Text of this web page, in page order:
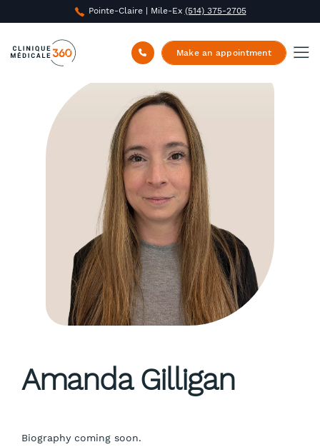
Pointe-Claire | Mile-Ex (514) 375-2705
Make an appointment
Amanda Gilligan
Biography coming soon.